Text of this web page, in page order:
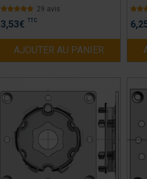
29 avis
3,53€ TTC
AJOUTER AU PANIER